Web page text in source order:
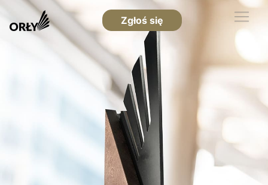
Zgłoś się